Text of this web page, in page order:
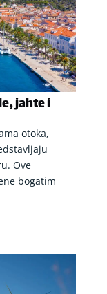
jahte i
otoka,
Ove
bogatim